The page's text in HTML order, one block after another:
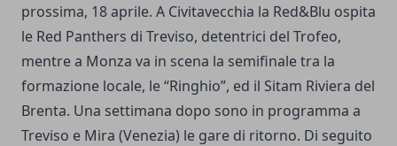
prossima, 18 aprile. A Civitavecchia la Red&Blu ospita
le Red Panthers di Treviso, detentrici del Trofeo,
mentre a Monza va in scena la semifinale tra la
formazione locale, le “Ringhio”, ed il Sitam Riviera del
Brenta. Una settimana dopo sono in programma a
Treviso e Mira (Venezia) le gare di ritorno. Di seguito